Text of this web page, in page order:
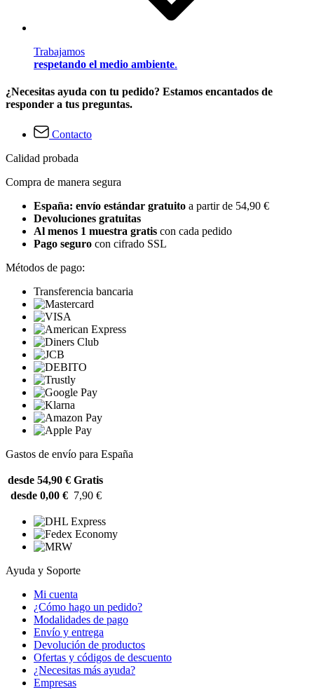
Trabajamos
respetando el medio ambiente.
¿Necesitas ayuda con tu pedido? Estamos encantados de
responder a tus preguntas.
Contacto
Calidad probada
Compra de manera segura
España: envío estándar gratuito a partir de 54,90 €
Devoluciones gratuitas
Al menos 1 muestra gratis con cada pedido
Pago seguro con cifrado SSL
Métodos de pago:
Transferencia bancaria
Gastos de envío para España
desde 54,90 € Gratis
desde 0,00 € 7,90 €
Ayuda y Soporte
Mi cuenta
¿Cómo hago un pedido?
Modalidades de pago
Envío y entrega
Devolución de productos
Ofertas y códigos de descuento
¿Necesitas más ayuda?
Empresas